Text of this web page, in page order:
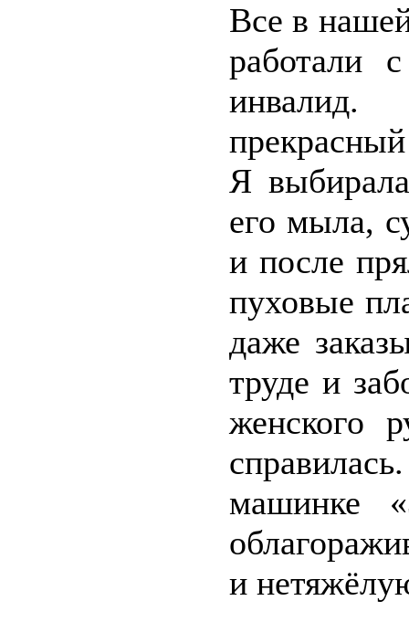
Все в
работали
инвалид.
Я
его мыла,
и после
пуховые
даже
труде и
женского
машинке
и